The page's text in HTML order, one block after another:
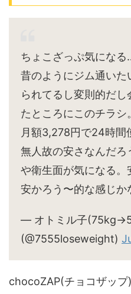
ちょこざっぷ気にな
昔のようにジム通いた
られてるし変則的だ
たところにこのチラシ。
月額3,278円で24時間
無人故の安さなんだ
や衛生面が気になる。
安かろう〜的な感じ
— オトミル子
(@7555loseweight)
chocoZAP(チョコザッ